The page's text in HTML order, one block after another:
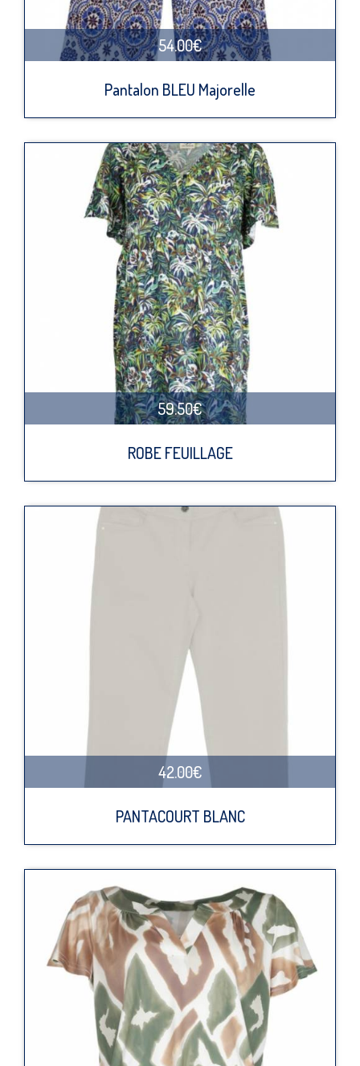
54.00€
Pantalon BLEU Majorelle
59.50€
ROBE FEUILLAGE
42.00€
PANTACOURT BLANC